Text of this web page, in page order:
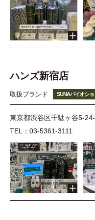
ハンズ新宿店
取扱ブランド SUNAバイオショ
東京都渋谷区千駄ヶ谷5-
TEL：03-5361-3111